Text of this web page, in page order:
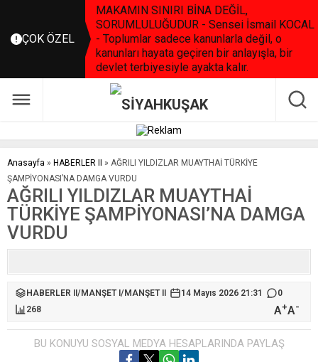
ÇOK ÖZEL
MAKAMIN SINIRI BİNA DEĞİL,
SORUMLULUĞUDUR - Sensei İsmail KOCAL
- Toplumlar sadece kanunlarla değil, o
kanunları hayata geçiren bir anlayışla, bir
devlet terbiyesiyle ayakta kalır.
Anasayfa » HABERLER II » AĞRILI YILDIZLAR MUAYTHAİ TÜRKİYE
ŞAMPİYONASI’NA DAMGA VURDU
AĞRILI YILDIZLAR MUAYTHAİ
TÜRKİYE ŞAMPİYONASI’NA DAMGA
VURDU
HABERLER II /MANŞET I /MANŞET II 14 Mayıs 2026 21:31
0
268
A+A-
BU KONUYU SOSYAL MEDYA HESAPLARINDA PAYLAŞ